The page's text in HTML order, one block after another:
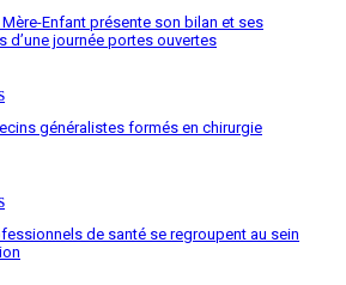
Mère-Enfant présente son bilan et ses
d’une journée portes ouvertes
généralistes formés en chirurgie
de santé se regroupent au sein